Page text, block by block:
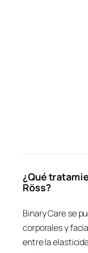
¿Qué
Röss?
Binary Care se
corporales y
entre la